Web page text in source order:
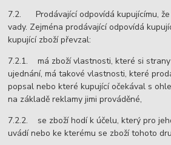
7.2. Prodávající odpovídá kupujícímu, že
vady. Zejména prodávající odpovídá
kupující zboží převzal:
7.2.1. má zboží vlastnosti, které si
ujednání, má takové vlastnosti, které
popsal nebo které kupující očekával s
na základě reklamy jimi prováděné,
7.2.2. se zboží hodí k účelu, který pro
uvádí nebo ke kterému se zboží tohoto